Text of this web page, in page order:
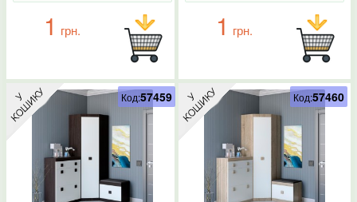
1 грн. 1 грн.
Код:57459 Код:57460